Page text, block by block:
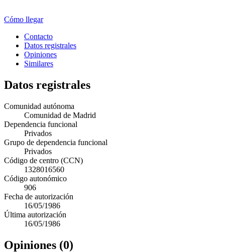
Cómo llegar
Contacto
Datos registrales
Opiniones
Similares
Datos registrales
Comunidad autónoma
Comunidad de Madrid
Dependencia funcional
Privados
Grupo de dependencia funcional
Privados
Código de centro (CCN)
1328016560
Código autonómico
906
Fecha de autorización
16/05/1986
Última autorización
16/05/1986
Opiniones (0)